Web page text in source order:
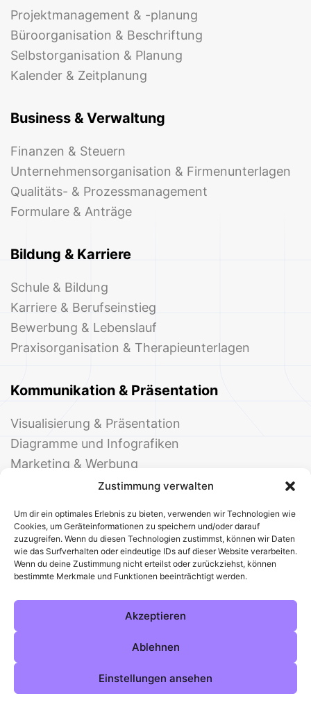
Zustimmung verwalten
Um dir ein optimales Erlebnis zu bieten, verwenden wir Technologien wie
Cookies, um Geräteinformationen zu speichern und/oder darauf
zuzugreifen. Wenn du diesen Technologien zustimmst, können wir Daten
wie das Surfverhalten oder eindeutige IDs auf dieser Website verarbeiten.
Wenn du deine Zustimmung nicht erteilst oder zurückziehst, können
bestimmte Merkmale und Funktionen beeinträchtigt werden.
Akzeptieren
Ablehnen
Einstellungen ansehen
Projektmanagement & -planung
Büroorganisation & Beschriftung
Selbstorganisation & Planung
Kalender & Zeitplanung
Business & Verwaltung
Finanzen & Steuern
Unternehmensorganisation & Firmenunterlagen
Qualitäts- & Prozessmanagement
Formulare & Anträge
Bildung & Karriere
Schule & Bildung
Karriere & Berufseinstieg
Bewerbung & Lebenslauf
Praxisorganisation & Therapieunterlagen
Kommunikation & Präsentation
Visualisierung & Präsentation
Diagramme und Infografiken
Marketing & Werbung
Events & Einladungen
© 2025 Deine Welt der Office-Vorlagen
Alle VorlagenÜber unsKontakt
DatenschutzCookies